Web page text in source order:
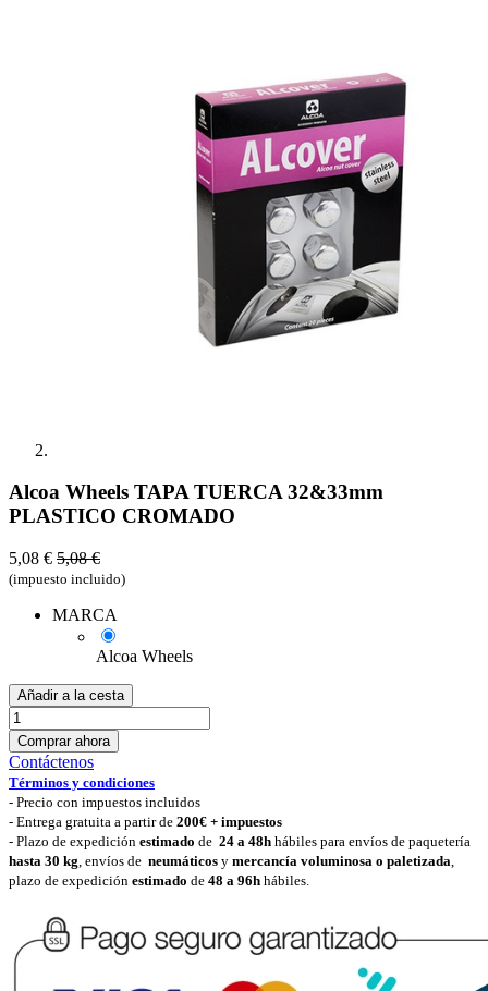
Alcoa Wheels TAPA TUERCA 32&33mm
PLASTICO CROMADO
5,08 € 5,08€
(impuesto incluido)
MARCA
Alcoa Wheels
Añadir a la cesta
Comprar ahora
Contáctenos
Términos y condiciones
- Precio con impuestos incluidos
- Entrega gratuita a partir de 200€ + impuestos
- Plazo de expedición estimado de 24 a 48h hábiles para envíos de paquetería
hasta 30 kg, envíos de neumáticos y mercancía voluminosa o paletizada,
plazo de expedición estimado de 48 a 96h hábiles.